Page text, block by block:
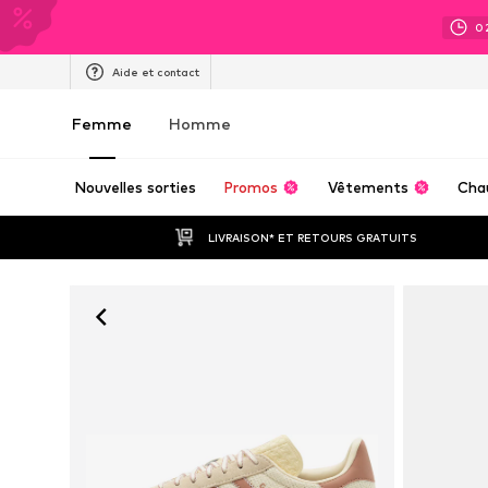
Aide et contact
Femme Homme
Nouvelles sorties Promos Vêtements
LIVRAISON* ET RETOURS GRATUITS